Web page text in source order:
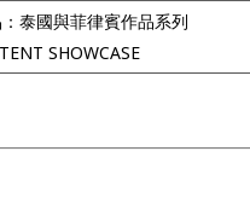
泰國與菲律賓作品系列
SHOWCASE